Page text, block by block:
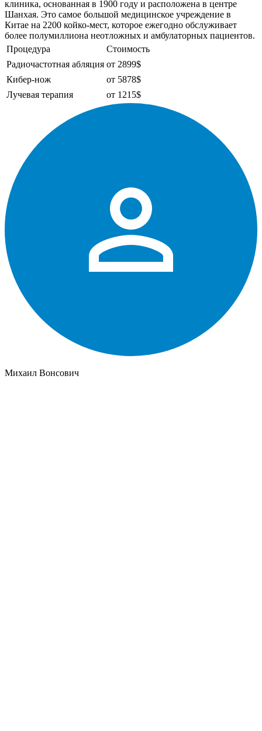
клиника, основанная в 1900 году и расположена в центре
Шанхая. Это самое большой медицинское учреждение в
Китае на 2200 койко-мест, которое ежегодно обслуживает
более полумиллиона неотложных и амбулаторных пациентов.
Процедура
Стоимость
Радиочастотная абляция от 2899$
Кибер-нож
от 5878$
Лучевая терапия
от 1215$
Михаил Вонсович